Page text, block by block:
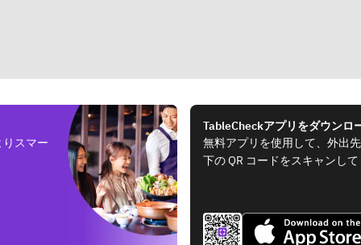
スマー
TableCheckアプリをダウンロ
無料アプリを使用して、外出
下の QR コードをスキャンし